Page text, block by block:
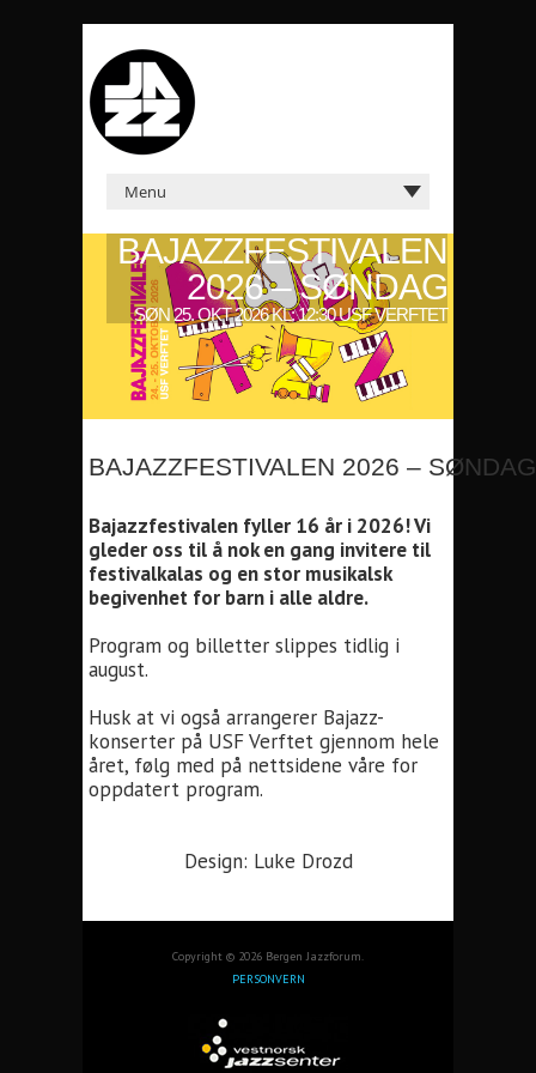
BAJAZZFESTIVALEN
2026 – SØNDAG
SØN 25. OKT 2026 KL: 12:30 USF VERFTET
BAJAZZFESTIVALEN 2026 – SØNDAG
Bajazzfestivalen fyller 16 år i 2026! Vi
gleder oss til å nok en gang invitere til
festivalkalas og en stor musikalsk
begivenhet for barn i alle aldre.
Program og billetter slippes tidlig i
august.
Husk at vi også arrangerer Bajazz-
konserter på USF Verftet gjennom hele
året, følg med på nettsidene våre for
oppdatert program.
Design: Luke Drozd
Copyright © 2026 Bergen Jazzforum.
PERSONVERN